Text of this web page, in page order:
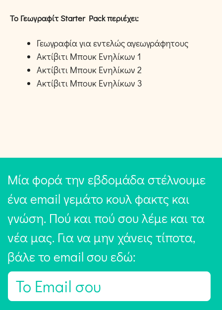
Το Γεωγραφίτ Starter Pack περιέχει:
Γεωγραφία για εντελώς αγεωγράφητους
Ακτίβιτι Μπουκ Ενηλίκων 1
Ακτίβιτι Μπουκ Ενηλίκων 2
Ακτίβιτι Μπουκ Ενηλίκων 3
Μία φορά την εβδομάδα στέλνουμε
ένα email γεμάτο κουλ φακτς και
γνώση. Πού και πού σου λέμε και τα
νέα μας. Για να μην χάνεις τίποτα,
βάλε το email σου εδώ:
E